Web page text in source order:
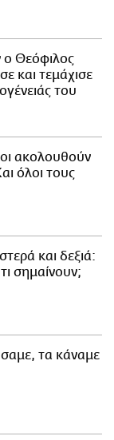
Θεόφιλος
και τεμάχισε
του
ακολουθούν
όλοι τους
και δεξιά:
σημαίνουν;
τα κάναμε